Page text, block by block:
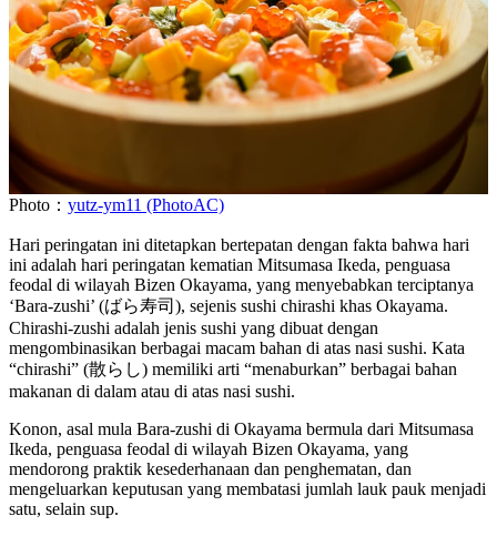
Photo： yutz-ym11 (PhotoAC)
Hari peringatan ini ditetapkan bertepatan dengan fakta bahwa hari
ini adalah hari peringatan kematian Mitsumasa Ikeda, penguasa
feodal di wilayah Bizen Okayama, yang menyebabkan terciptanya
‘Bara-zushi’ (ばら寿司), sejenis sushi chirashi khas Okayama.
Chirashi-zushi adalah jenis sushi yang dibuat dengan
mengombinasikan berbagai macam bahan di atas nasi sushi. Kata
“chirashi” (散らし) memiliki arti “menaburkan” berbagai bahan
makanan di dalam atau di atas nasi sushi.
Konon, asal mula Bara-zushi di Okayama bermula dari Mitsumasa
Ikeda, penguasa feodal di wilayah Bizen Okayama, yang
mendorong praktik kesederhanaan dan penghematan, dan
mengeluarkan keputusan yang membatasi jumlah lauk pauk menjadi
satu, selain sup.